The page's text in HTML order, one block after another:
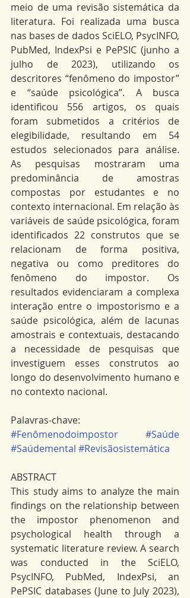
meio de uma revisão sistemática da
literatura. Foi realizada uma busca
nas bases de dados SciELO, PsycINFO,
PubMed, IndexPsi e PePSIC (junho a
julho de 2023), utilizando os
descritores “fenômeno do impostor”
e “saúde psicológica”. A busca
identificou 556 artigos, os quais
foram submetidos a critérios de
elegibilidade, resultando em 54
estudos selecionados para análise.
As pesquisas mostraram uma
predominância de amostras
compostas por estudantes e no
contexto internacional. Em relação às
variáveis de saúde psicológica, foram
identificados 22 construtos que se
relacionam de forma positiva,
negativa ou como preditores do
fenômeno do impostor. Os
resultados evidenciaram a complexa
interação entre o impostorismo e a
saúde psicológica, além de lacunas
amostrais e contextuais, destacando
a necessidade de pesquisas que
investiguem esses construtos ao
longo do desenvolvimento humano e
no contexto nacional.
#Fenômenodoimpostor
#Saúde
#Saúdemental #Revisãosistemática
ABSTRACT
This study aims to analyze the main
findings on the relationship between
the impostor phenomenon and
psychological health through a
systematic literature review. A search
was conducted in the SciELO,
PsycINFO, PubMed, IndexPsi, an
PePSIC databases (June to July 2023),